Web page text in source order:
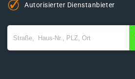
Autorisierter Dienstanbieter